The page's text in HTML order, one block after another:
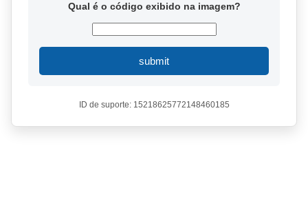
Qual é o código exibido na imagem?
submit
ID de suporte: 15218625772148460185